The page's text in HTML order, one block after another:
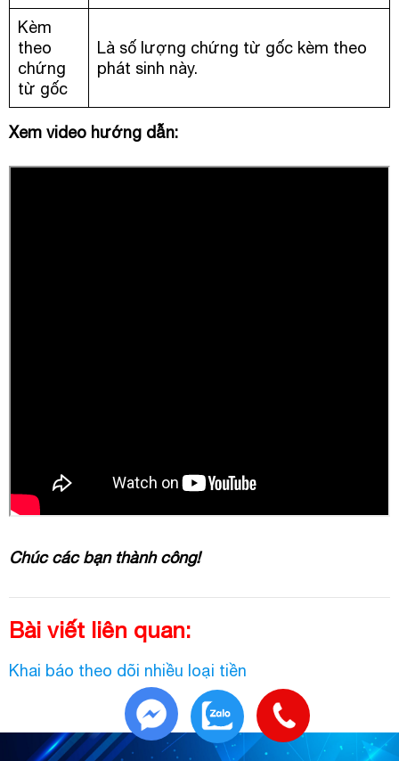
Kèm
theo
chứng
từ gốc
Là số lượng chứng từ gốc kèm theo
phát sinh này.
Xem video hướng dẫn:
Chúc các bạn thành công!
Bài viết liên quan:
Khai báo theo dõi nhiều loại tiền